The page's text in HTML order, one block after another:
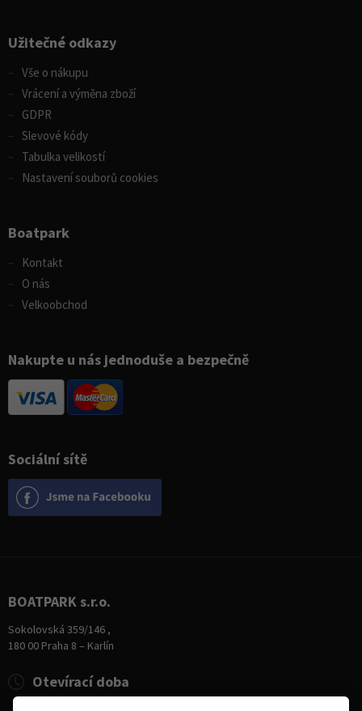
Sociální sítě
Užitečné odkazy
Vše o nákupu
Vrácení a výměna zboží
GDPR
Slevové kódy
Tabulka velikostí
Nastavení souborů cookies
Boatpark
Kontakt
O nás
Velkoobchod
Nakupte u nás jednoduše a bezpečně
BOATPARK s.r.o.
Sokolovská 359/146 ,
180 00 Praha 8 – Karlín
Otevírací doba